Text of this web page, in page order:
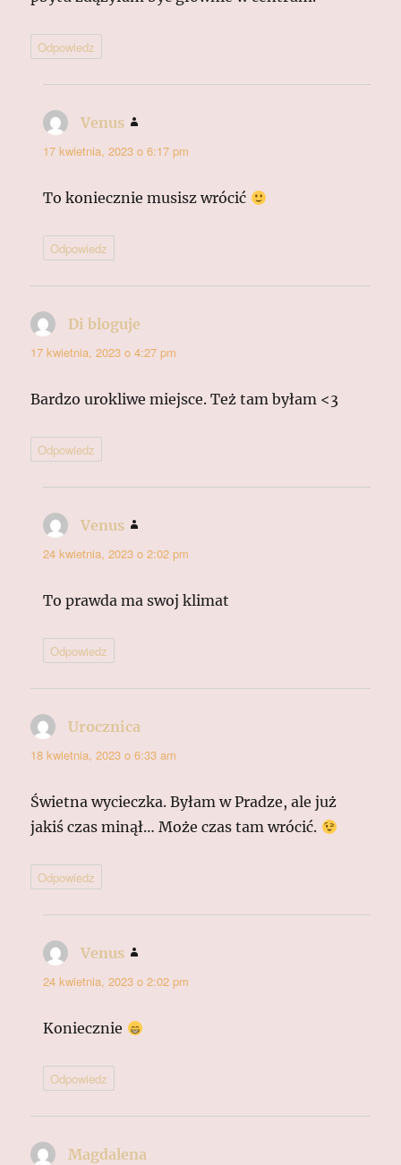
Odpowiedz
Venus
17 kwietnia, 2023 o 6:17 pm
To koniecznie musisz wrócić
Odpowiedz
Di bloguje
17 kwietnia, 2023 o 4:27 pm
Bardzo urokliwe miejsce. Też tam byłam <3
Odpowiedz
Venus
24 kwietnia, 2023 o 2:02 pm
To prawda ma swoj klimat
Odpowiedz
Urocznica
18 kwietnia, 2023 o 6:33 am
Świetna wycieczka. Byłam w Pradze, ale już
jakiś czas minął… Może czas tam wrócić.
Odpowiedz
Venus
24 kwietnia, 2023 o 2:02 pm
Koniecznie
Odpowiedz
Magdalena